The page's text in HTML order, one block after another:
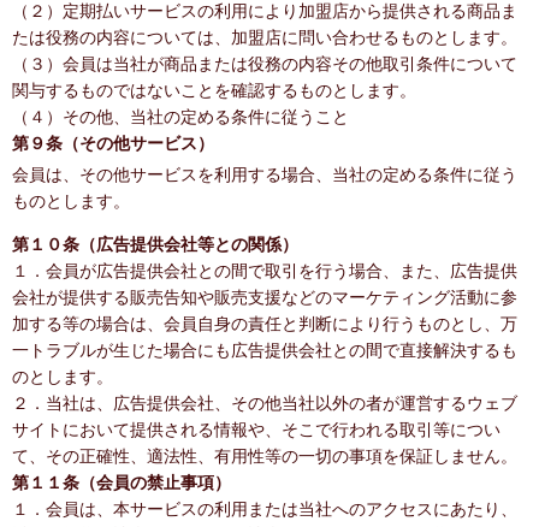
（２）定期払いサービスの利用により加盟店から提供される商品ま
たは役務の内容については、加盟店に問い合わせるものとします。
（３）会員は当社が商品または役務の内容その他取引条件について
関与するものではないことを確認するものとします。
（４）その他、当社の定める条件に従うこと
第９条（その他サービス）
会員は、その他サービスを利用する場合、当社の定める条件に従う
ものとします。
第１０条（広告提供会社等との関係）
１．会員が広告提供会社との間で取引を行う場合、また、広告提供
会社が提供する販売告知や販売支援などのマーケティング活動に参
加する等の場合は、会員自身の責任と判断により行うものとし、万
一トラブルが生じた場合にも広告提供会社との間で直接解決するも
のとします。
２．当社は、広告提供会社、その他当社以外の者が運営するウェブ
サイトにおいて提供される情報や、そこで行われる取引等につい
て、その正確性、適法性、有用性等の一切の事項を保証しません。
第１１条（会員の禁止事項）
１．会員は、本サービスの利用または当社へのアクセスにあたり、